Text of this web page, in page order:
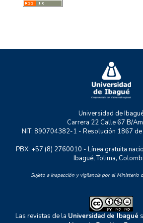
MYSCO
RASTRO URBANO
Universidad de
Carrera 22 Calle 67 B/
NIT: 890704382-1 - Resolución 1867
PBX: +57 (8) 2760010 - Línea gratuita
Ibagué, Tolima,
Sujeto a inspección y vigilancia por el Ministerio
Las revistas de la Universidad de Ibagué